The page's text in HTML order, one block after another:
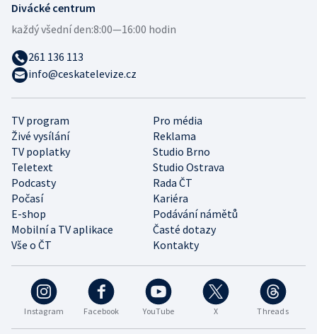
Instagram Facebook YouTube X Threads
TV program
Pro média
Živé vysílání
Reklama
TV poplatky
Studio Brno
Teletext
Studio Ostrava
Podcasty
Rada ČT
Počasí
Kariéra
E-shop
Podávání námětů
Mobilní a TV aplikace
Časté dotazy
Vše o ČT
Kontakty
Divácké centrum
každý všední den:8:00—16:00 hodin
261 136 113
info@ceskatelevize.cz